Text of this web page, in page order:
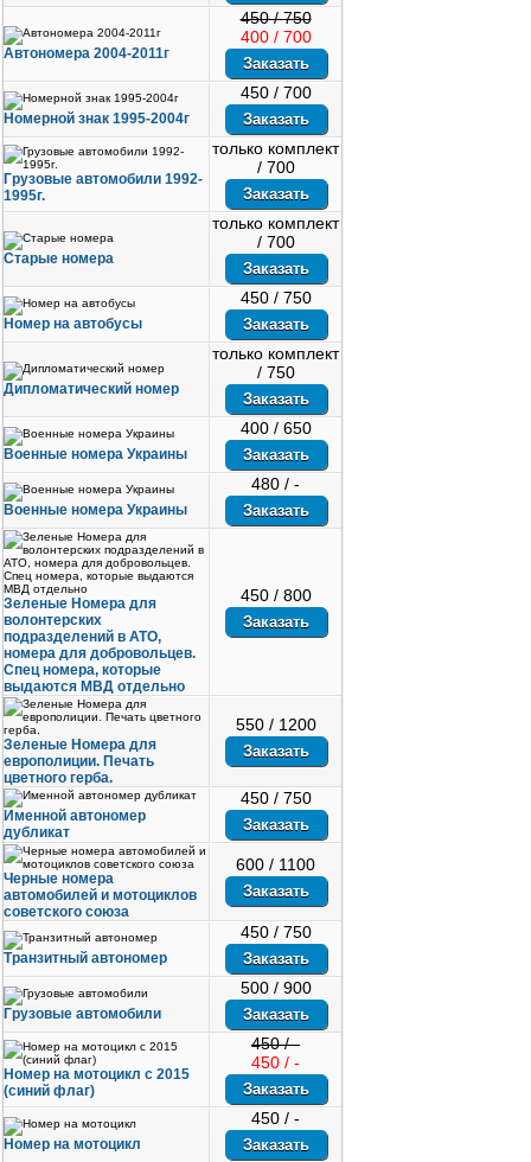
Автономера 2004-2011г
450 / 750
400 / 700
Номерной знак 1995-2004г
450 / 700
Грузовые автомобили 1992-
1995г.
только комплект
/ 700
Старые номера
только комплект
/ 700
Номер на автобусы
450 / 750
Дипломатический номер
только комплект
/ 750
Военные номера Украины
400 / 650
Военные номера Украины
480 / -
Зеленые Номера для
волонтерских
подразделений в АТО,
номера для добровольцев.
Спец номера, которые
выдаются МВД отдельно
450 / 800
Зеленые Номера для
европолиции. Печать
цветного герба.
550 / 1200
Именной автономер
дубликат
450 / 750
Черные номера
автомобилей и мотоциклов
советского союза
600 / 1100
Транзитный автономер
450 / 750
Грузовые автомобили
500 / 900
Номер на мотоцикл с 2015
(синий флаг)
450 / -
450 / -
Номер на мотоцикл
450 / -